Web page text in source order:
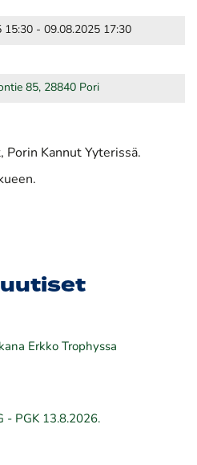
15:30 - 09.08.2025 17:30
85, 28840 Pori
Porin Kannut Yyterissä.
Erkko Trophyssa
- PGK 13.8.2026.